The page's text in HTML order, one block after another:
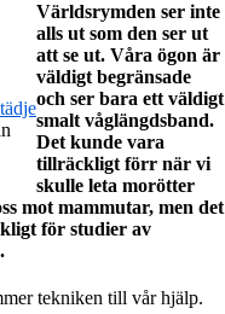
Världsrymden ser inte
alls ut som den ser ut
att se ut. Våra ögon är
väldigt begränsade
och ser bara ett väldigt
smalt våglängdsband.
Det kunde vara
tillräckligt förr när vi
skulle leta morötter
mot mammutar, men det
för studier av
tekniken till vår hjälp.